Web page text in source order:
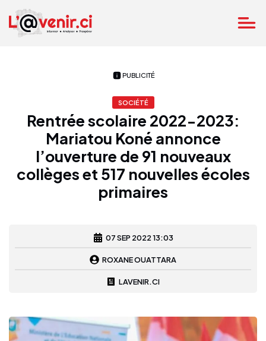
PUBLICITÉ
SOCIÉTÉ
Rentrée scolaire 2022-2023:
Mariatou Koné annonce
l’ouverture de 91 nouveaux
collèges et 517 nouvelles écoles
primaires
07 SEP 2022 13:03
ROXANE OUATTARA
LAVENIR.CI